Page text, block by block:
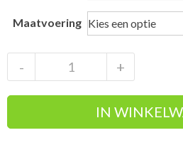
Maatvoering
Evidnt
Attract
skibril
+
-
IN